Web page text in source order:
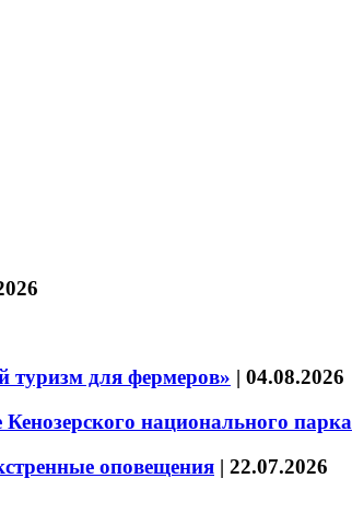
туризм для фермеров» | 04.08.2026
национального парка
оповещения | 22.07.2026